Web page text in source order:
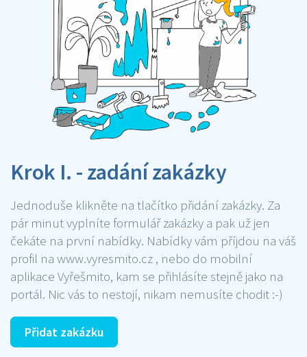
Krok I. - zadání zakázky
Jednoduše klikněte na tlačítko přidání zakázky. Za
pár minut vyplníte formulář zakázky a pak už jen
čekáte na první nabídky. Nabídky vám příjdou na váš
profil na www.vyresmito.cz , nebo do mobilní
aplikace Vyřešmito, kam se přihlásíte stejně jako na
portál. Nic vás to nestojí, nikam nemusíte chodit :-)
Přidat zakázku